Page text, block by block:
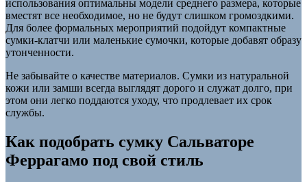
использования оптимальны модели среднего размера, которые
вместят все необходимое, но не будут слишком громоздкими.
Для более формальных мероприятий подойдут компактные
сумки-клатчи или маленькие сумочки, которые добавят образу
утонченности.
Не забывайте о качестве материалов. Сумки из натуральной
кожи или замши всегда выглядят дорого и служат долго, при
этом они легко поддаются уходу, что продлевает их срок
службы.
Как подобрать сумку Сальваторе
Феррагамо под свой стиль